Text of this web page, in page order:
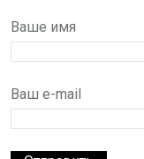
Ваше имя
Ваш e-mail